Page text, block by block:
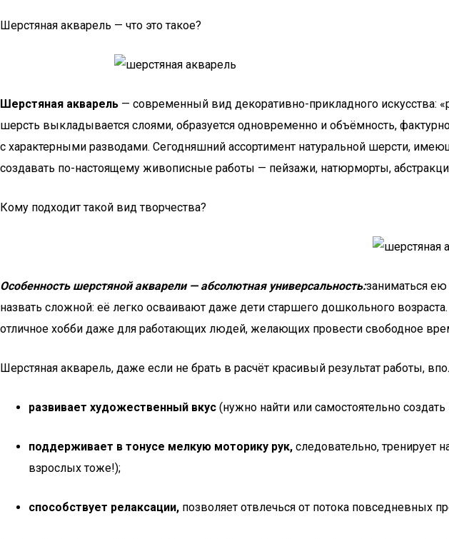
Шерстяная акварель — что это такое?
Шерстяная акварель — современный вид декоративно-прикладного искусства:
шерсть выкладывается слоями, образуется одновременно и объёмность,
с характерными разводами. Сегодняшний ассортимент натуральной шерсти,
создавать по-настоящему живописные работы — пейзажи, натюрморты,
Кому подходит такой вид творчества?
Особенность шерстяной акварели — абсолютная универсальность:заниматься ею
назвать сложной: её легко осваивают даже дети старшего дошкольного
отличное хобби даже для работающих людей, желающих провести свободное
Шерстяная акварель, даже если не брать в расчёт красивый результат работы,
развивает художественный вкус (нужно найти или самостоятельно
поддерживает в тонусе мелкую моторику рук, следовательно, тренирует
взрослых тоже!);
способствует релаксации, позволяет отвлечься от потока повседневных